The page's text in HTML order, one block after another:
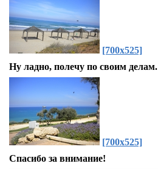
[700x525]
Ну ладно, полечу по своим делам.
[700x525]
Спасибо за внимание!